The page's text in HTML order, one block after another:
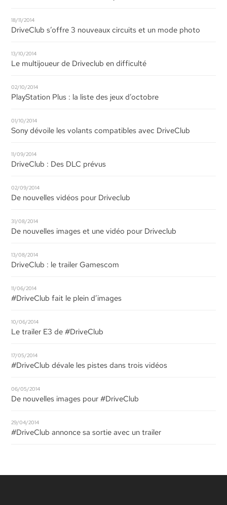
18/11/2014
DriveClub s’offre 3 nouveaux circuits et un mode photo
13/10/2014
Le multijoueur de Driveclub en difficulté
02/10/2014
PlayStation Plus : la liste des jeux d’octobre
01/10/2014
Sony dévoile les volants compatibles avec DriveClub
11/09/2014
DriveClub : Des DLC prévus
02/09/2014
De nouvelles vidéos pour Driveclub
31/08/2014
De nouvelles images et une vidéo pour Driveclub
13/08/2014
DriveClub : le trailer Gamescom
11/06/2014
#DriveClub fait le plein d’images
10/06/2014
Le trailer E3 de #DriveClub
17/05/2014
#DriveClub dévale les pistes dans trois vidéos
06/05/2014
De nouvelles images pour #DriveClub
29/04/2014
#DriveClub annonce sa sortie avec un trailer